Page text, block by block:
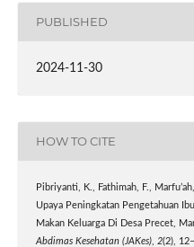
PUBLISHED
2024-11-30
HOW TO CITE
Pibriyanti, K., Fathimah, F.,
Upaya Peningkatan Pengetahuan
Makan Keluarga Di Desa Precet,
Abdimas Kesehatan (JAKes), 2(2),